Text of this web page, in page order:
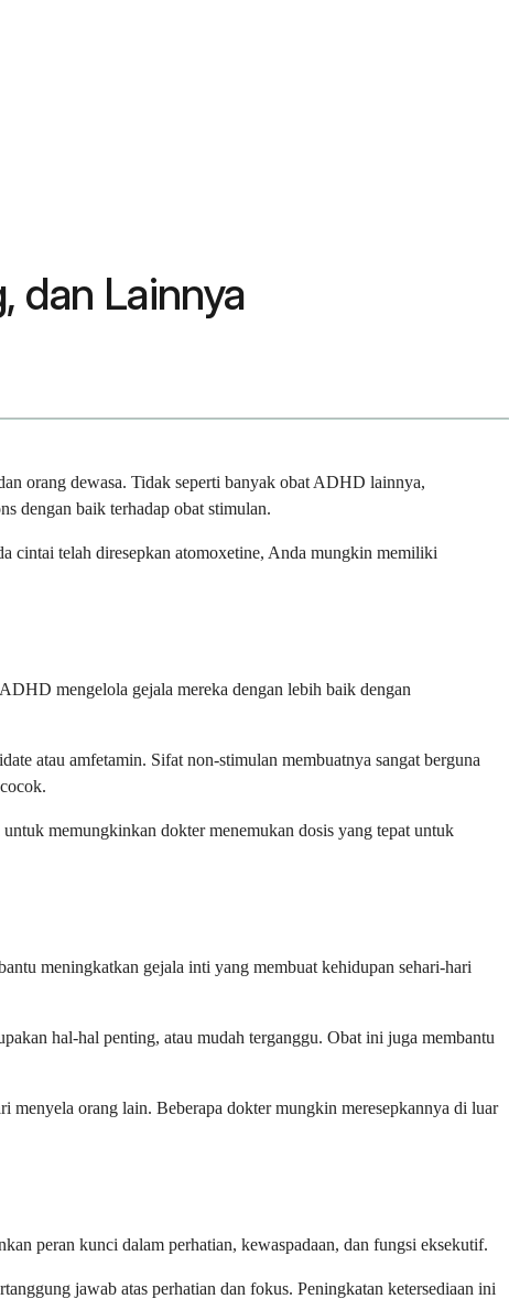
dan Lainnya
orang dewasa. Tidak seperti banyak obat ADHD lainnya,
dengan baik terhadap obat stimulan.
cintai telah diresepkan atomoxetine, Anda mungkin memiliki
mengelola gejala mereka dengan lebih baik dengan
atau amfetamin. Sifat non-stimulan membuatnya sangat berguna
memungkinkan dokter menemukan dosis yang tepat untuk
meningkatkan gejala inti yang membuat kehidupan sehari-hari
hal-hal penting, atau mudah terganggu. Obat ini juga membantu
orang lain. Beberapa dokter mungkin meresepkannya di luar
peran kunci dalam perhatian, kewaspadaan, dan fungsi eksekutif.
jawab atas perhatian dan fokus. Peningkatan ketersediaan ini